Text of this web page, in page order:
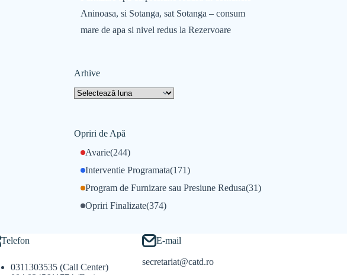
Aninoasa, si Sotanga, sat Sotanga – consum
mare de apa si nivel redus la Rezervoare
Arhive
Opriri de Apă
Avarie(244)
Interventie Programata(171)
Opriri Finalizate(374)
Program de Furnizare sau Presiune Redusa(31)
Telefon
0311303535 (Call Center)
E-mail
secretariat@catd.ro